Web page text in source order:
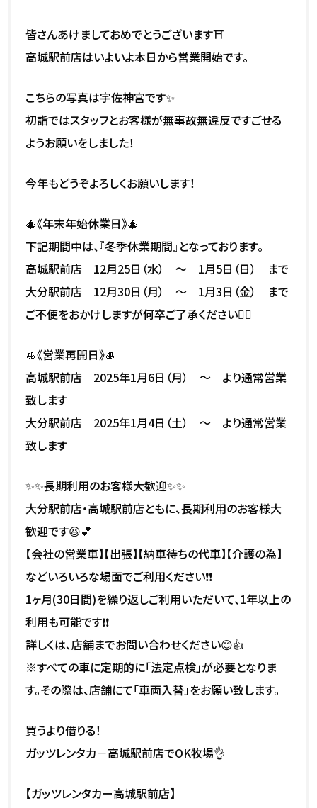
皆さんあけましておめでとうございます⛩️
高城駅前店はいよいよ本日から営業開始です。
こちらの写真は宇佐神宮です✨
初詣ではスタッフとお客様が無事故無違反ですごせる
ようお願いをしました！
今年もどうぞよろしくお願いします！
🎄《年末年始休業日》🎄
下記期間中は、『冬季休業期間』となっております。
高城駅前店 12月25日（水） ～ 1月5日（日） まで
大分駅前店 12月30日（月） ～ 1月3日（金） まで
ご不便をおかけしますが何卒ご了承ください🙇‍♀️
🎍《営業再開日》🎍
高城駅前店 2025年1月6日（月） ～ より通常営業
致します
大分駅前店 2025年1月4日（土） ～ より通常営業
致します
✨✨長期利用のお客様大歓迎✨✨
大分駅前店・高城駅前店ともに、長期利用のお客様大
歓迎です😆💕
【会社の営業車】【出張】【納車待ちの代車】【介護の為】
などいろいろな場面でご利用ください❗❗
1ヶ月(30日間)を繰り返しご利用いただいて、1年以上の
利用も可能です❗❗
詳しくは、店舗までお問い合わせください😊👍
※すべての車に定期的に「法定点検」が必要となりま
す。その際は、店舗にて「車両入替」をお願い致します。
買うより借りる！
ガッツレンタカ－高城駅前店でOK牧場👌
【ガッツレンタカー高城駅前店】